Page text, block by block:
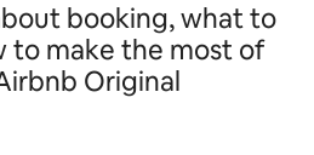
booking, what to
to make the most of
Original